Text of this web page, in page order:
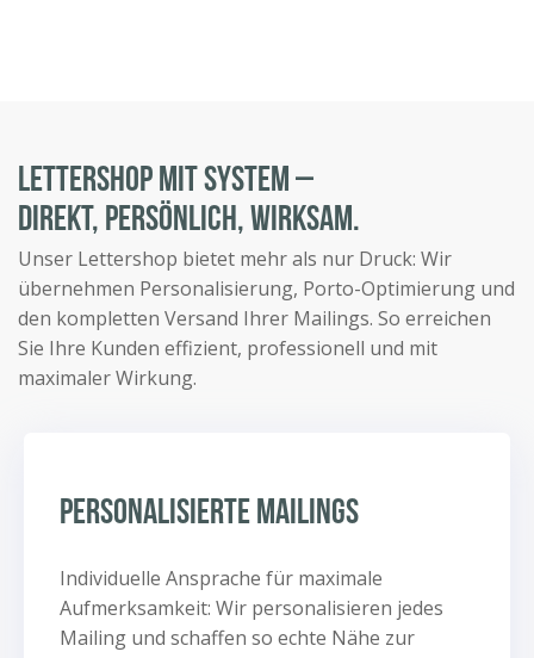
LETTERSHOP MIT SYSTEM –
DIREKT, PERSÖNLICH, WIRKSAM.
Unser Lettershop bietet mehr als nur Druck: Wir
übernehmen Personalisierung, Porto-Optimierung und
den kompletten Versand Ihrer Mailings. So erreichen
Sie Ihre Kunden effizient, professionell und mit
maximaler Wirkung.
Personalisierte Mailings
Individuelle Ansprache für maximale
Aufmerksamkeit: Wir personalisieren jedes
Mailing und schaffen so echte Nähe zur